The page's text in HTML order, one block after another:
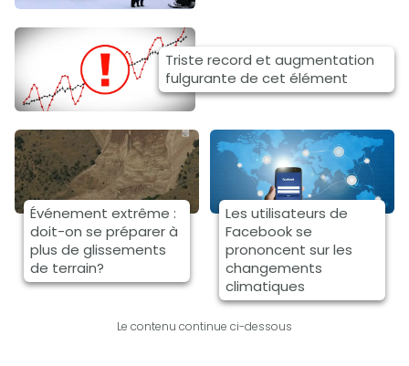
Triste record et augmentation
fulgurante de cet élément
Événement extrême :
doit-on se préparer à
plus de glissements
de terrain?
Les utilisateurs de
Facebook se
prononcent sur les
changements
climatiques
Le contenu continue ci-dessous